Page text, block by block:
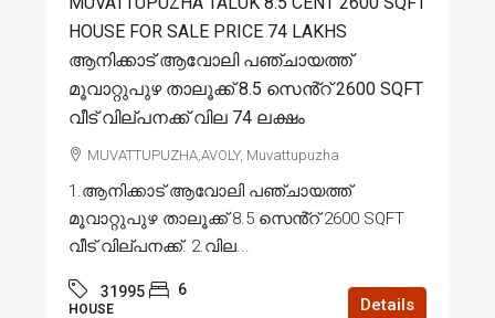
HOUSE FOR SALE PRICE 74 LAKHS
ആനിക്കാട് ആവോലി പഞ്ചായത്ത്
മൂവാറ്റുപുഴ താലൂക്ക് 8.5 സെൻ്റ് 2600 SQFT
വീട് വില്പനക്ക് വില 74 ലക്ഷം
MUVATTUPUZHA,AVOLY, Muvattupuzha
1.ആനിക്കാട് ആവോലി പഞ്ചായത്ത്
മൂവാറ്റുപുഴ താലൂക്ക് 8.5 സെൻ്റ് 2600 SQFT
വീട് വില്പനക്ക്. 2.വില...
31995 6
HOUSE Details